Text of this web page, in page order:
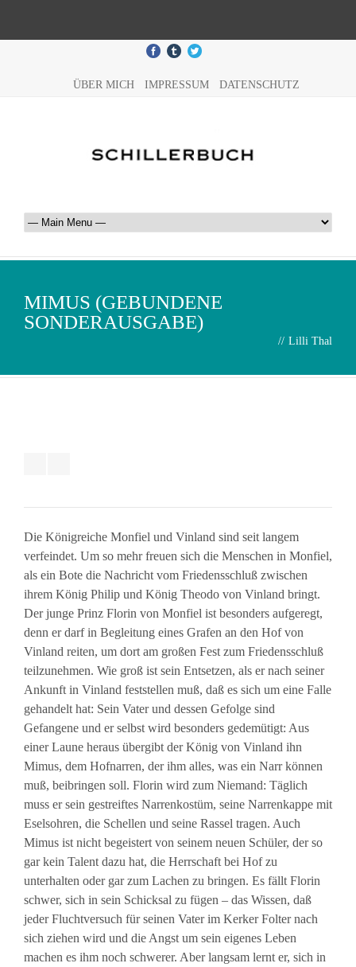
ÜBER MICH IMPRESSUM DATENSCHUTZ
MIMUS (GEBUNDENE
SONDERAUSGABE)
// Lilli Thal
Die Königreiche Monfiel und Vinland sind seit langem
verfeindet. Um so mehr freuen sich die Menschen in Monfiel,
als ein Bote die Nachricht vom Friedensschluß zwischen
ihrem König Philip und König Theodo von Vinland bringt.
Der junge Prinz Florin von Monfiel ist besonders aufgeregt,
denn er darf in Begleitung eines Grafen an den Hof von
Vinland reiten, um dort am großen Fest zum Friedensschluß
teilzunehmen. Wie groß ist sein Entsetzen, als er nach seiner
Ankunft in Vinland feststellen muß, daß es sich um eine Falle
gehandelt hat: Sein Vater und dessen Gefolge sind
Gefangene und er selbst wird besonders gedemütigt: Aus
einer Laune heraus übergibt der König von Vinland ihn
Mimus, dem Hofnarren, der ihm alles, was ein Narr können
muß, beibringen soll. Florin wird zum Niemand: Täglich
muss er sein gestreiftes Narrenkostüm, seine Narrenkappe mit
Eselsohren, die Schellen und seine Rassel tragen. Auch
Mimus ist nicht begeistert von seinem neuen Schüler, der so
gar kein Talent dazu hat, die Herrschaft bei Hof zu
unterhalten oder gar zum Lachen zu bringen. Es fällt Florin
schwer, sich in sein Schicksal zu fügen – das Wissen, daß
jeder Fluchtversuch für seinen Vater im Kerker Folter nach
sich ziehen wird und die Angst um sein eigenes Leben
machen es ihm noch schwerer. Aber langsam lernt er, sich in